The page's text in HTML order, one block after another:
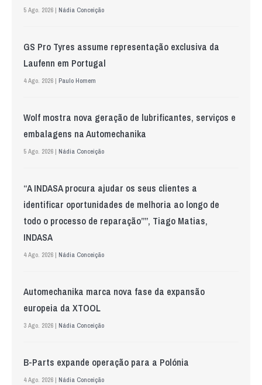
5 Ago. 2026 | Nádia Conceição
GS Pro Tyres assume representação exclusiva da
Laufenn em Portugal
4 Ago. 2026 | Paulo Homem
Wolf mostra nova geração de lubrificantes, serviços e
embalagens na Automechanika
5 Ago. 2026 | Nádia Conceição
“A INDASA procura ajudar os seus clientes a
identificar oportunidades de melhoria ao longo de
todo o processo de reparação””, Tiago Matias,
INDASA
4 Ago. 2026 | Nádia Conceição
Automechanika marca nova fase da expansão
europeia da XTOOL
3 Ago. 2026 | Nádia Conceição
B-Parts expande operação para a Polónia
4 Ago. 2026 | Nádia Conceição